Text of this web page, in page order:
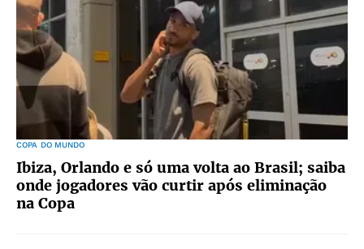
COPA DO MUNDO
Ibiza, Orlando e só uma volta ao Brasil; saiba
onde jogadores vão curtir após eliminação
na Copa